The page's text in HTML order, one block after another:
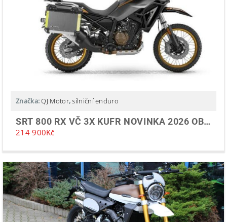
Značka:QJ Motor,silniční enduro
SRT 800 RX VČ 3X KUFR NOVINKA 2026 OBJEDNÁVEJTE
214 900Kč